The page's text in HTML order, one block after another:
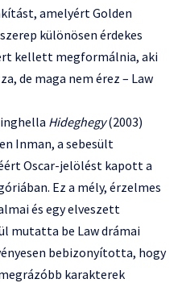
amelyért Golden
különösen érdekes
kellett megformálnia, aki
de maga nem érez – Law
Hideghegy(2003)
Inman, a sebesült
Oscar-jelölést kapott a
Ez a mély, érzelmes
és egy elveszett
mutatta be Law drámai
bebizonyította, hogy
karakterek